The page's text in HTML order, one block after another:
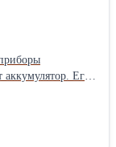
аккумулятор. Его
до выхода из
свет фар. 🔋